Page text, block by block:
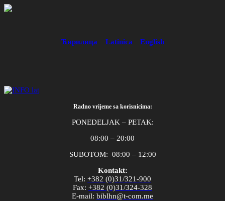
Ћирилица Latinica English
Radno vrijeme sa korisnicima:
PONEDELJAK – PETAK:
08:00 – 20:00
SUBOTOM: 08:00 – 12:00
Kontakt:
Tel: +382 (0)31/321-900
Fax: +382 (0)31/324-328
E-mail: biblhn@t-com.me